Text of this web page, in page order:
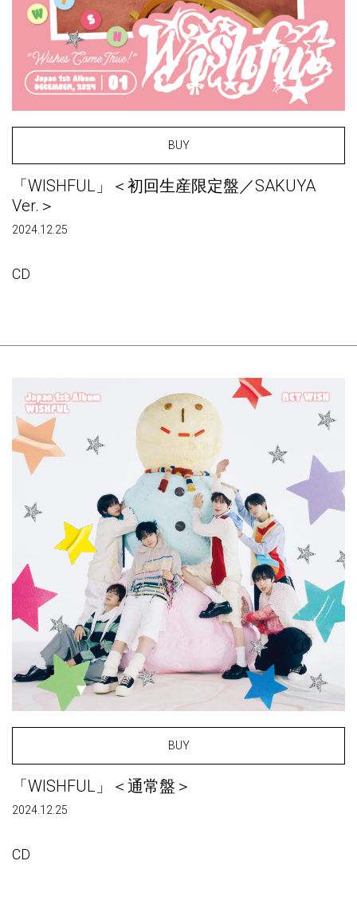
BUY
「WISHFUL」＜初回生産限定盤／SAKUYA
Ver.＞
2024.12.25
CD
BUY
「WISHFUL」＜通常盤＞
2024.12.25
CD